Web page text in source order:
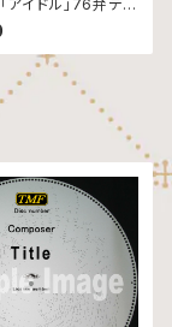
「アイドル」76弁ディ